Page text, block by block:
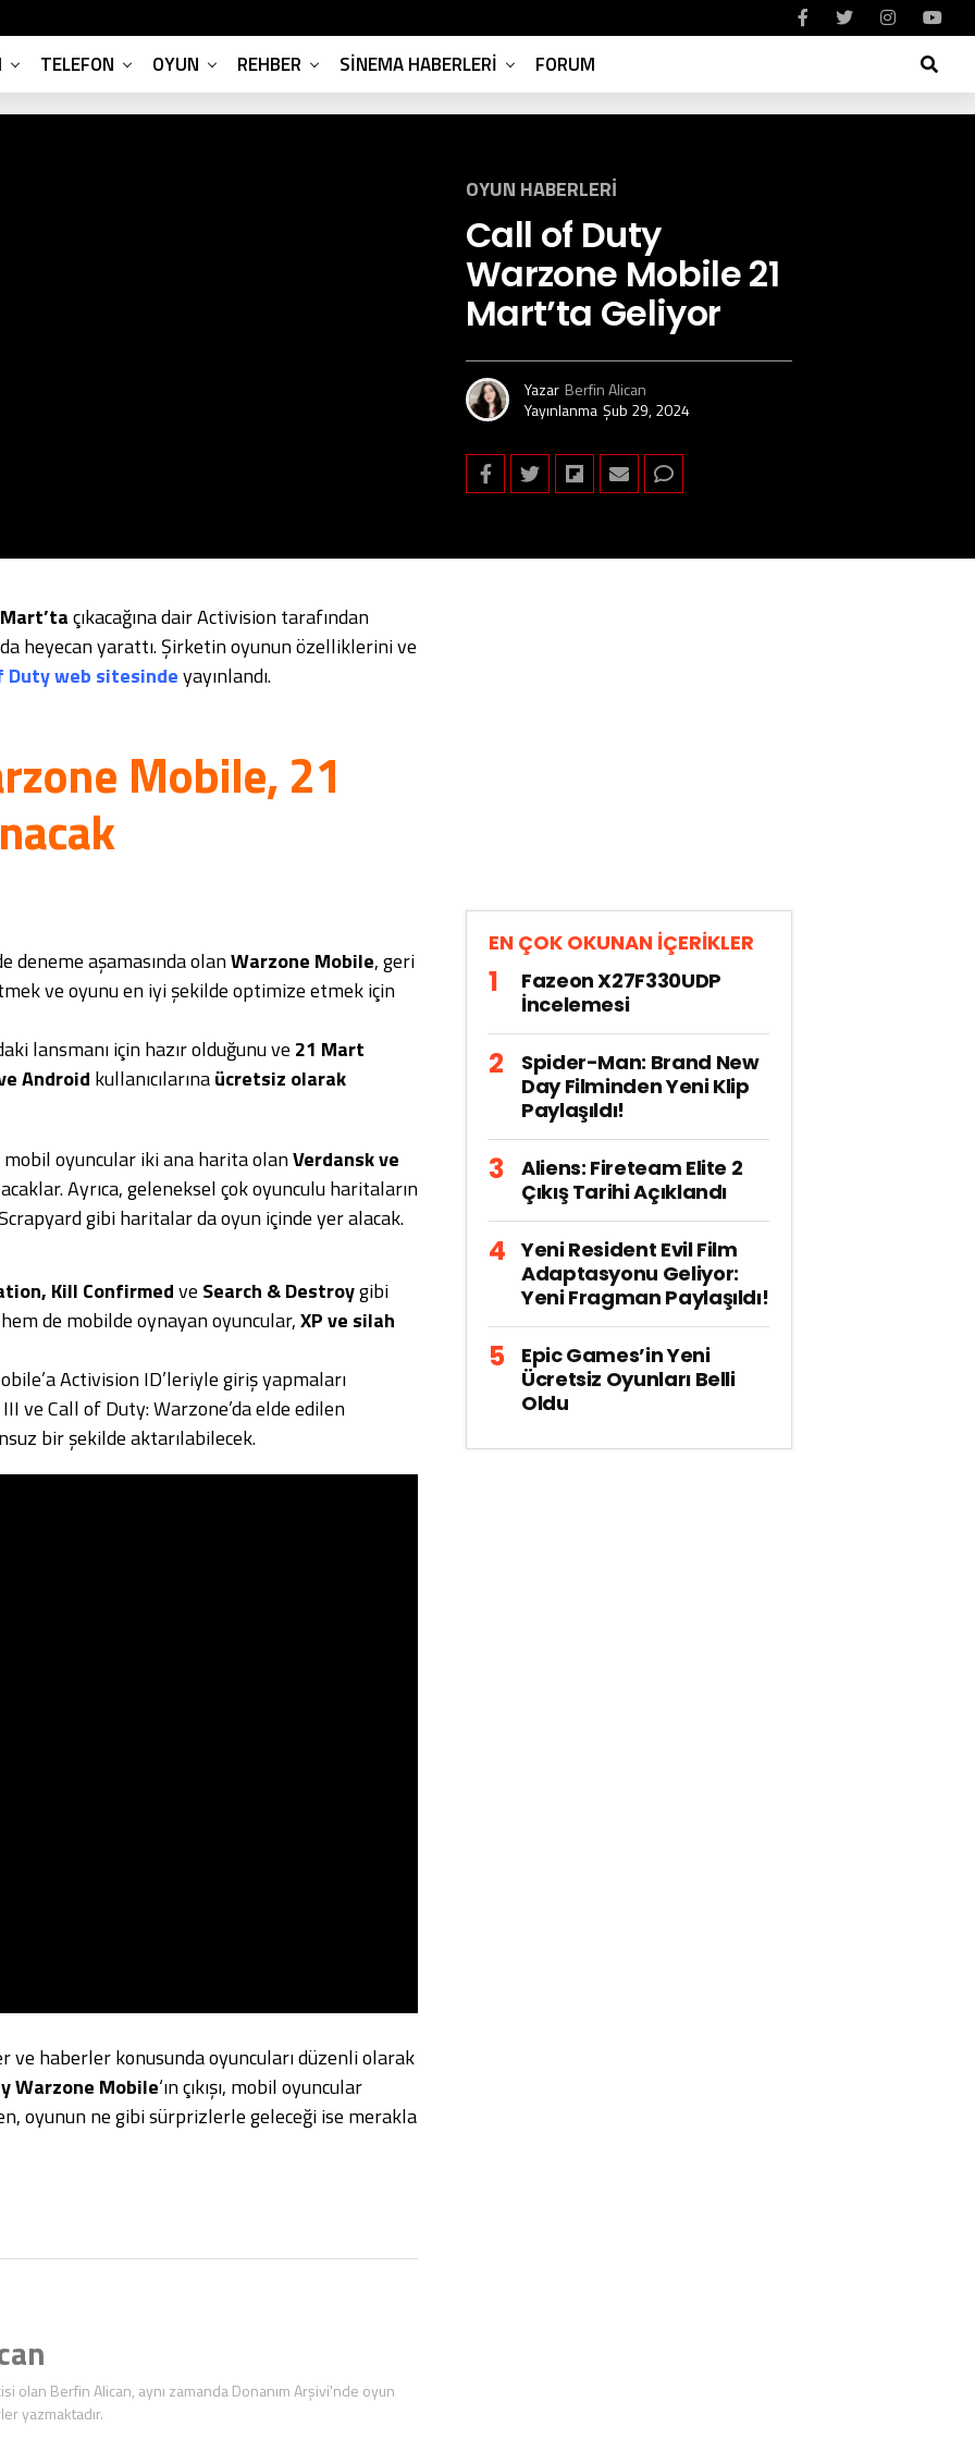
TELEFON OYUN REHBER SINEMA HABERLERI FORUM
OYUN HABERLERI
Call of Duty
Warzone Mobile 21
Mart’ta Geliyor
Yazar Berfin Alican
Yayınlanma Şub 29, 2024
çıkacağına dair Activision tarafından
heyecan yarattı. Şirketin oyunun özelliklerini ve
Duty web sitesindeyayınlandı.
Mobile, 21
deneme aşamasında olanWarzone Mobile, geri
ve oyunu en iyi şekilde optimize etmek için
lansmanı için hazır olduğunu ve 21 Mart
Android kullanıcılarınaücretsiz olarak
mobil oyuncular iki ana harita olanVerdansk ve
Ayrıca, geleneksel çok oyunculu haritaların
gibi haritalar da oyun içinde yer alacak.
Kill Confirmedve Search & Destroygibi
de mobilde oynayan oyuncular,XP ve silah
Activision ID’leriyle giriş yapmaları
ve Call of Duty: Warzone’da elde edilen
bir şekilde aktarılabilecek.
ve haberler konusunda oyuncuları düzenli olarak
Warzone Mobile‘ın çıkışı, mobil oyuncular
oyunun ne gibi sürprizlerle geleceği ise merakla
olan Berfin Alican, aynı zamanda Donanım Arşivi'nde oyun
yazmaktadır.
EN ÇOK OKUNAN İÇERİKLER
Fazeon X27F330UDP
İncelemesi
Spider-Man: Brand New
Day Filminden Yeni Klip
Paylaşıldı!
Aliens: Fireteam Elite 2
Çıkış Tarihi Açıklandı
Yeni Resident Evil Film
Adaptasyonu Geliyor:
Yeni Fragman Paylaşıldı!
Epic Games’in Yeni
Ücretsiz Oyunları Belli
Oldu